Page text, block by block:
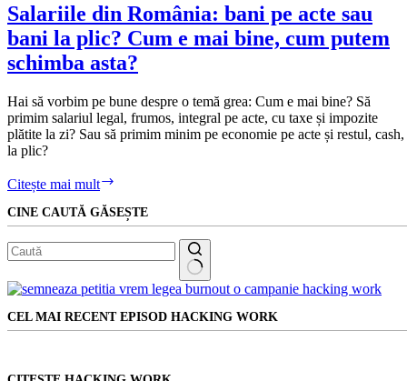
Salariile din România: bani pe acte sau
bani la plic? Cum e mai bine, cum putem
schimba asta?
Hai să vorbim pe bune despre o temă grea: Cum e mai bine? Să
primim salariul legal, frumos, integral pe acte, cu taxe și impozite
plătite la zi? Sau să primim minim pe economie pe acte și restul, cash,
la plic?
Citește mai mult
România:
bani
pe
acte
bani
la
plic?
mai
CINE CAUTĂ GĂSEȘTE
Niciun
CEL MAI RECENT EPISOD HACKING WORK